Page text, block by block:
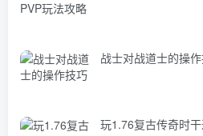
战士对战道士的操
玩1.76复古传奇时